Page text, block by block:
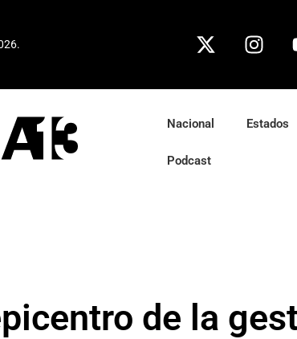
Nacional Estados
Podcast
de la